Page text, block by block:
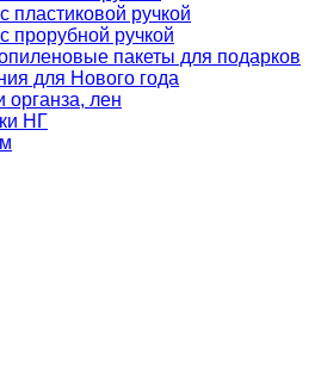
пластиковой ручкой
прорубной ручкой
пакеты для подарков
для Нового года
органза, лен
НГ